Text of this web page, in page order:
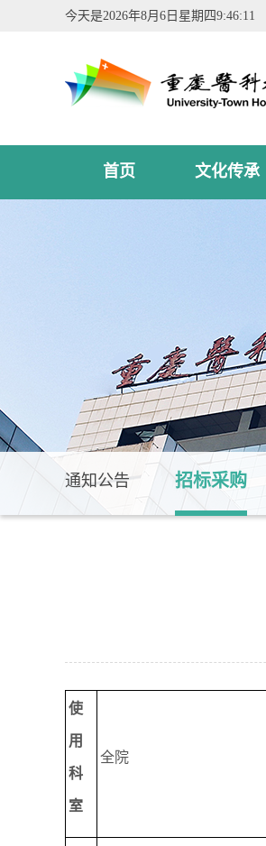
今天是2026年8月6日星期四9:46:12
首页 文化传承
通知公告 招标采购
使
用
科
室
全院